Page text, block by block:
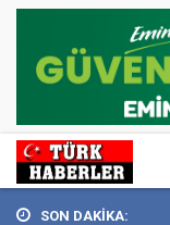
SON DAKİKA:
Sandıkçı: